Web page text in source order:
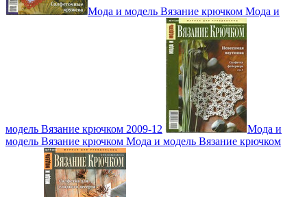
Мода и модель Вязание крючком Мода и
модель Вязание крючком 2009-12
Мода и
модель Вязание крючком Мода и модель Вязание крючком